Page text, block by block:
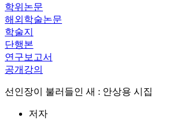
학위논문
해외학술논문
학술지
단행본
연구보고서
공개강의
선인장이 불러들인 새 : 안상용 시집
저자